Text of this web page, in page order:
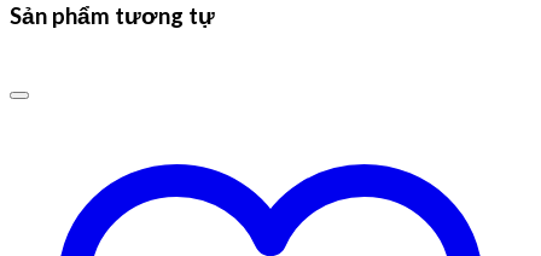
Sản phẩm tương tự